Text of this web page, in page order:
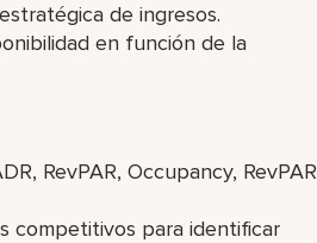
de ingresos.
en función de la
RevPAR, Occupancy, RevPAR
competitivos para identificar